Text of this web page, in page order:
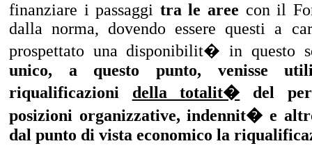
finanziare i passaggi tra le aree con il
dalla norma, dovendo essere questi a
prospettato una disponibilit� in questo
unico, a questo punto, venisse
riqualificazioni della totalit� del
posizioni organizzative, indennit� e
dal punto di vista economico la